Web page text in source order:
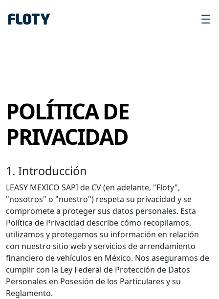
POLÍTICA DE
PRIVACIDAD
1. Introducción
LEASY MEXICO SAPI de CV (en adelante, "Floty",
"nosotros" o "nuestro") respeta su privacidad y se
compromete a proteger sus datos personales. Esta
Política de Privacidad describe cómo recopilamos,
utilizamos y protegemos su información en relación
con nuestro sitio web y servicios de arrendamiento
financiero de vehículos en México. Nos aseguramos de
cumplir con la Ley Federal de Protección de Datos
Personales en Posesión de los Particulares y su
Reglamento.